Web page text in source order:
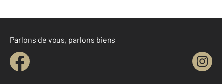
Parlons de vous, parlons biens